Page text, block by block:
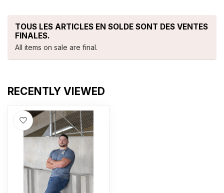
TOUS LES ARTICLES EN SOLDE SONT DES VENTES
FINALES.
All items on sale are final.
RECENTLY VIEWED